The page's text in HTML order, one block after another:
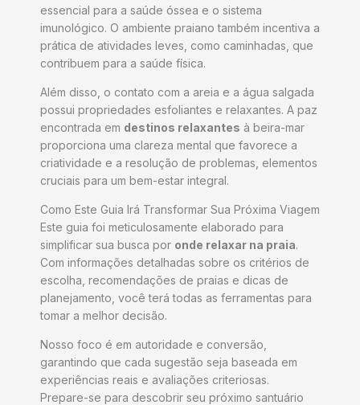
essencial para a saúde óssea e o sistema
imunológico. O ambiente praiano também incentiva a
prática de atividades leves, como caminhadas, que
contribuem para a saúde física.
Além disso, o contato com a areia e a água salgada
possui propriedades esfoliantes e relaxantes. A paz
encontrada em destinos relaxantes à beira-mar
proporciona uma clareza mental que favorece a
criatividade e a resolução de problemas, elementos
cruciais para um bem-estar integral.
Como Este Guia Irá Transformar Sua Próxima Viagem
Este guia foi meticulosamente elaborado para
simplificar sua busca por onde relaxar na praia.
Com informações detalhadas sobre os critérios de
escolha, recomendações de praias e dicas de
planejamento, você terá todas as ferramentas para
tomar a melhor decisão.
Nosso foco é em autoridade e conversão,
garantindo que cada sugestão seja baseada em
experiências reais e avaliações criteriosas.
Prepare-se para descobrir seu próximo santuário